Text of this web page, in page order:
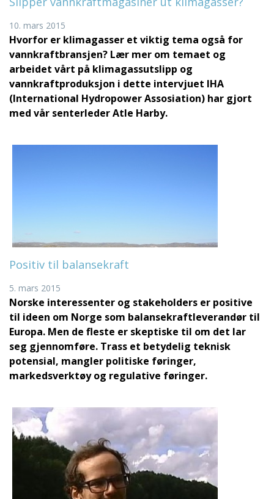
10. mars 2015
Hvorfor er klimagasser et viktig tema også for
vannkraftbransjen? Lær mer om temaet og
arbeidet vårt på klimagassutslipp og
vannkraftproduksjon i dette intervjuet IHA
(International Hydropower Assosiation) har gjort
med vår senterleder Atle Harby.
Positiv til balansekraft
5. mars 2015
Norske interessenter og stakeholders er positive
til ideen om Norge som balansekraftleverandør til
Europa. Men de fleste er skeptiske til om det lar
seg gjennomføre. Trass et betydelig teknisk
potensial, mangler politiske føringer,
markedsverktøy og regulative føringer.